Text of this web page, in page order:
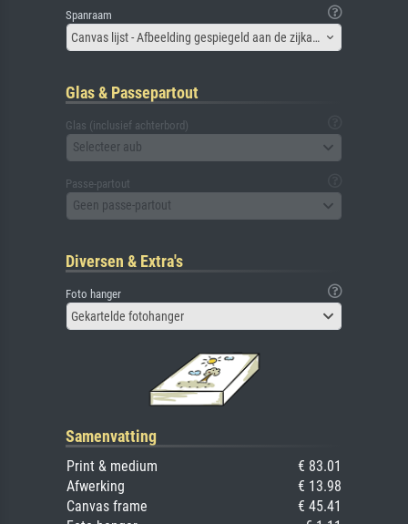
Spanraam
Canvas lijst - Afbeelding gespiegeld aan de zijkant
Glas & Passepartout
Glas (inclusief achterbord)
Selecteer aub
Passe-partout
Geen passe-partout
Diversen & Extra's
Foto hanger
Gekartelde fotohanger
Samenvatting
Print & medium
€ 83.01
Afwerking
€ 13.98
Canvas frame
€ 45.41